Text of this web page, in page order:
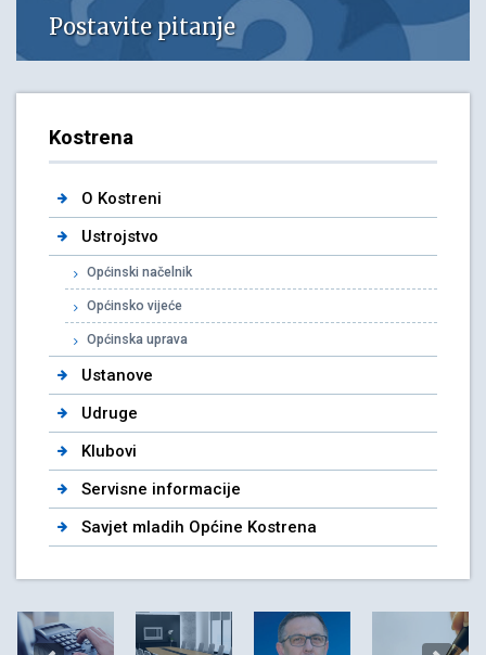
Postavite pitanje
Kostrena
O Kostreni
Ustrojstvo
Općinski načelnik
Općinsko vijeće
Općinska uprava
Ustanove
Udruge
Klubovi
Servisne informacije
Savjet mladih Općine Kostrena